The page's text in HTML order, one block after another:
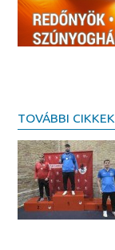
TOVÁBBI CIKKEK